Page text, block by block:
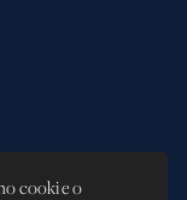
cookie o